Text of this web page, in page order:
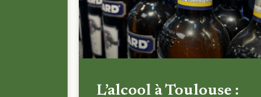
L’alcool à Toulouse :